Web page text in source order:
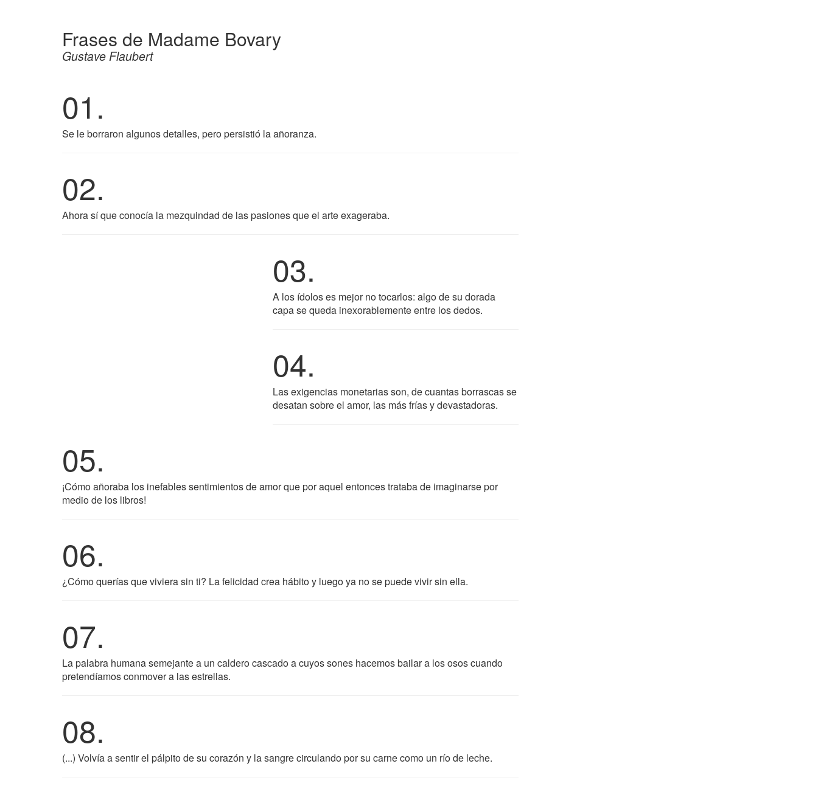
Frases de Madame Bovary
Gustave Flaubert
01.
Se le borraron algunos detalles, pero persistió la añoranza.
02.
Ahora sí que conocía la mezquindad de las pasiones que el arte exageraba.
03.
A los ídolos es mejor no tocarlos: algo de su dorada
capa se queda inexorablemente entre los dedos.
04.
Las exigencias monetarias son, de cuantas borrascas se
desatan sobre el amor, las más frías y devastadoras.
05.
¡Cómo añoraba los inefables sentimientos de amor que por aquel entonces trataba de imaginarse por
medio de los libros!
06.
¿Cómo querías que viviera sin ti? La felicidad crea hábito y luego ya no se puede vivir sin ella.
07.
La palabra humana semejante a un caldero cascado a cuyos sones hacemos bailar a los osos cuando
pretendíamos conmover a las estrellas.
08.
(...) Volvía a sentir el pálpito de su corazón y la sangre circulando por su carne como un río de leche.